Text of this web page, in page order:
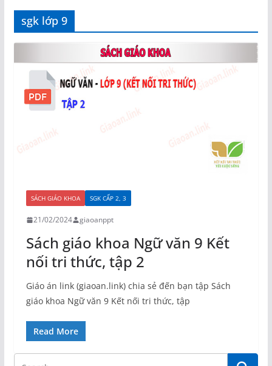
sgk lớp 9
SÁCH GIÁO KHOA SGK CẤP 2, 3
21/02/2024 giaoanppt
Sách giáo khoa Ngữ văn 9 Kết
nối tri thức, tập 2
Giáo án link (giaoan.link) chia sẻ đến bạn tập Sách
giáo khoa Ngữ văn 9 Kết nối tri thức, tập
Read More